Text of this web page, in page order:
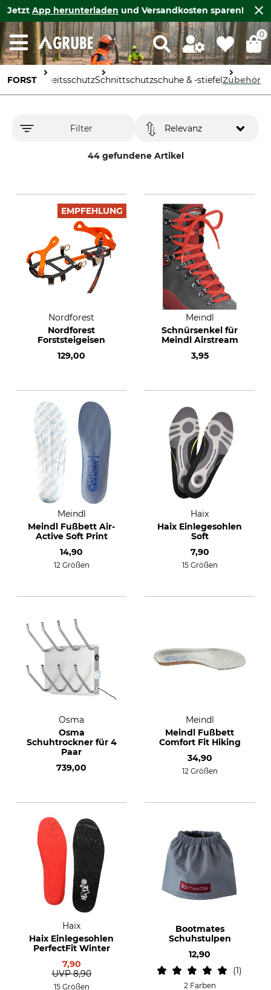
Jetzt App herunterladen und Versandkosten sparen!
0
FORST ArbeitsschutzSchnittschutzschuhe & -stiefelZubehör
Filter
44 gefundene Artikel
Relevanz
EMPFEHLUNG
Nordforest
Nordforest
Forststeigeisen
129,00
Meindl
Schnürsenkel für
Meindl Airstream
3,95
Meindl
Meindl Fußbett Air-
Active Soft Print
14,90
12 Größen
Haix
Haix Einlegesohlen
Soft
7,90
15 Größen
Osma
Osma
Schuhtrockner für 4
Paar
739,00
Meindl
Meindl Fußbett
Comfort Fit Hiking
34,90
12 Größen
Haix
Haix Einlegesohlen
PerfectFit Winter
7,90
UVP 8,90
15 Größen
Bootmates
Schuhstulpen
12,90
1
2 Farben